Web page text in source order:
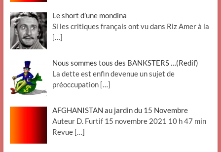
Le short d’une mondina
Si les critiques français ont vu dans Riz Amer à la
[…]
Nous sommes tous des BANKSTERS …(Redif)
La dette est enfin devenue un sujet de
préoccupation […]
AFGHANISTAN au jardin du 15 Novembre
Auteur D. Furtif 15 novembre 2021 10 h 47 min
Revue […]